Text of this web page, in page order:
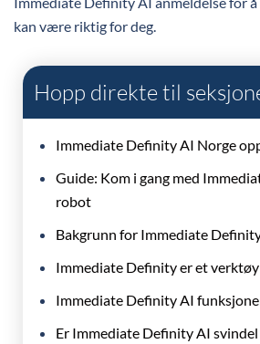
kan være riktig for deg.
Hopp direkte til
Immediate Definity AI Norge
Guide: Kom i gang med
robot
Bakgrunn for Immediate
Immediate Definity er et
Immediate Definity AI
Er Immediate Definity AI